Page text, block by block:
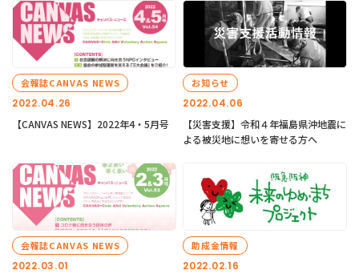
2022.04.26
会報誌CANVAS NEWS
【CANVAS NEWS】2022年4・5月号
2022.04.06
お知らせ
【災害支援】令和４年福島県沖地震に
よる被災地に想いを寄せる方へ
2022.03.01
会報誌CANVAS NEWS
2022.02.16
助成金情報